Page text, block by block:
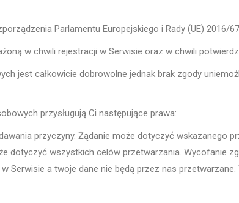
Parlamentu Europejskiego i Rady (UE) 2016/
w chwili rejestracji w Serwisie oraz w chwili
jest całkowicie dobrowolne jednak brak zgody
przysługują Ci następujące prawa:
przyczyny. Żądanie może dotyczyć wskazanego
dotyczyć wszystkich celów przetwarzania. Wycofanie
Serwisie a twoje dane nie będą przez nas